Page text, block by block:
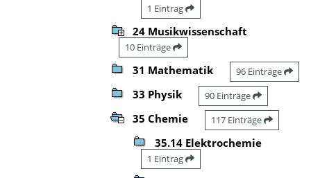
1 Eintrag
24 Musikwissenschaft
10 Einträge
31 Mathematik 96 Einträge
33 Physik 90 Einträge
35 Chemie 117 Einträge
35.14 Elektrochemie
1 Eintrag